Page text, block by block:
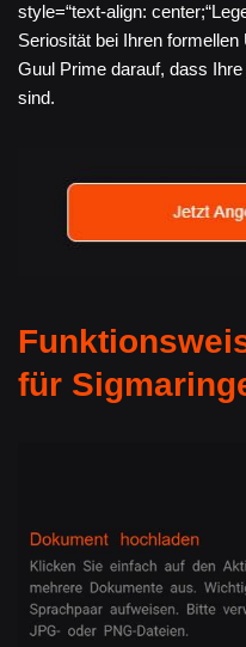
style=“text-align:
Seriosität bei Ihren
Guul Prime darauf, dass
sind.
für